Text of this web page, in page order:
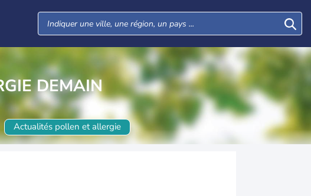
DEMAIN
Actualités pollen et allergie